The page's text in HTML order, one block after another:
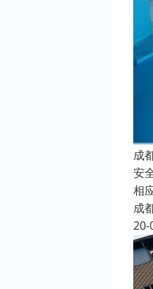
成
安
相
成
20-